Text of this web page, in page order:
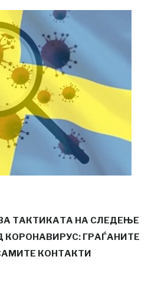
ТАКТИКАТА НА СЛЕДЕЊЕ
КОРОНАВИРУС: ГРАЃАНИТЕ
КОНТАКТИ